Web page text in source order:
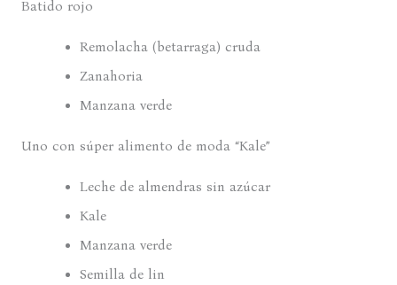
Batido rojo
Remolacha (betarraga) cruda
Zanahoria
Manzana verde
Uno con súper alimento de moda “Kale”
Leche de almendras sin azúcar
Kale
Manzana verde
Semilla de lin